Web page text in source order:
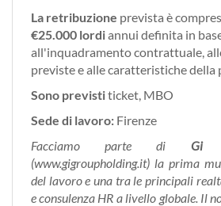
La retribuzione prevista è
€25.000 lordiannui definita in
all'inquadramento contrattuale,
previste e alle caratteristiche della
Sono previstiticket, MBO
Sede di lavoro: Firenze
Facciamo parte di Gi
(www.gigroupholding.it) la prima
del lavoro e una tra le principali
e consulenza HR a livello globale. Il